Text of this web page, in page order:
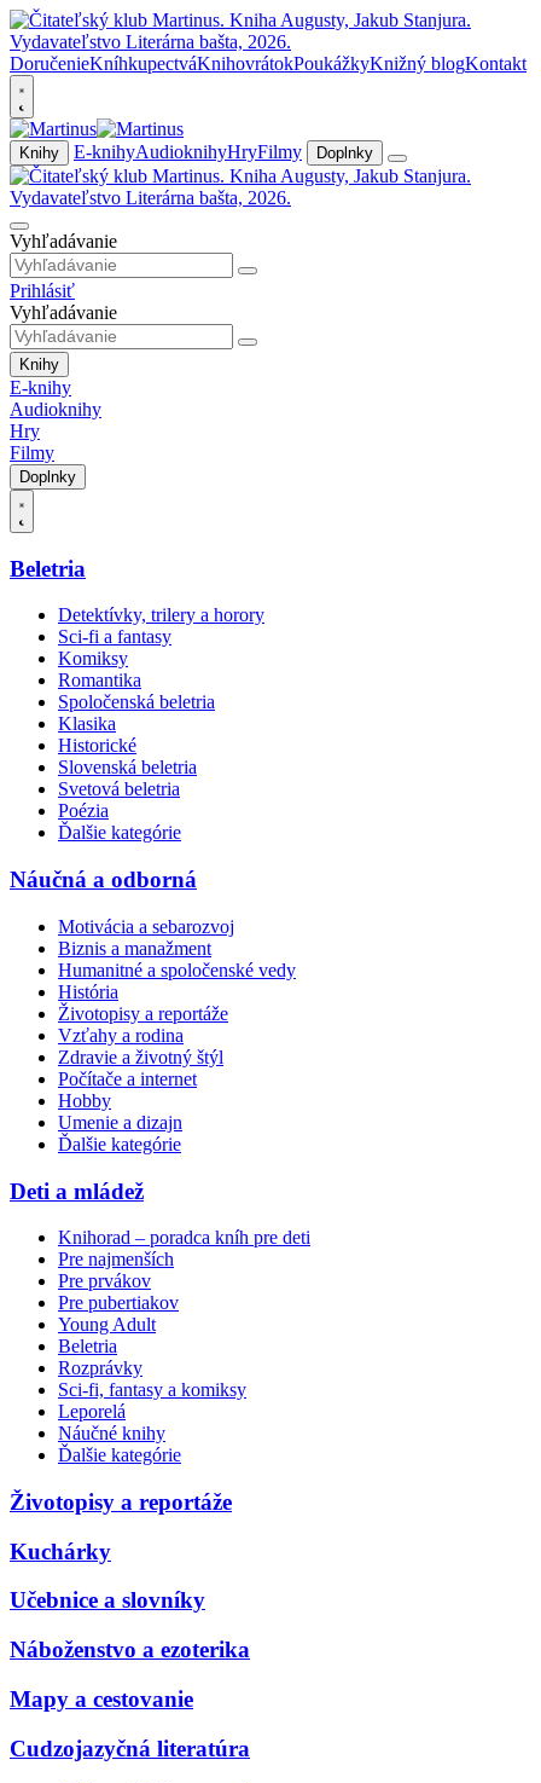
DoručenieKníhkupectváKnihovrátokPoukážkyKnižný blogKontakt
Knihy E-knihyAudioknihyHryFilmy Doplnky
Vyhľadávanie
Prihlásiť
Vyhľadávanie
Knihy
E-knihy
Audioknihy
Hry
Filmy
Doplnky
Beletria
Detektívky, trilery a horory
Sci-fi a fantasy
Komiksy
Romantika
Spoločenská beletria
Klasika
Historické
Slovenská beletria
Svetová beletria
Poézia
Ďalšie kategórie
Náučná a odborná
Motivácia a sebarozvoj
Biznis a manažment
Humanitné a spoločenské vedy
História
Životopisy a reportáže
Vzťahy a rodina
Zdravie a životný štýl
Počítače a internet
Hobby
Umenie a dizajn
Ďalšie kategórie
Deti a mládež
Knihorad – poradca kníh pre deti
Pre najmenších
Pre prvákov
Pre pubertiakov
Young Adult
Beletria
Rozprávky
Sci-fi, fantasy a komiksy
Leporelá
Náučné knihy
Ďalšie kategórie
Životopisy a reportáže
Kuchárky
Učebnice a slovníky
Náboženstvo a ezoterika
Mapy a cestovanie
Cudzojazyčná literatúra